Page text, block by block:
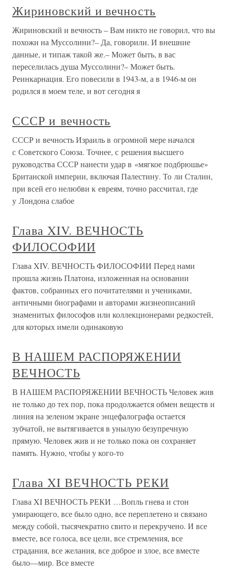
Жириновский и вечность
Жириновский и вечность – Вам никто не говорил, что вы
похожи на Муссолини?– Да, говорили. И внешние
данные, и типаж такой же.– Может быть, в вас
переселилась душа Муссолини?– Может быть.
Реинкарнация. Его повесили в 1943-м, а в 1946-м он
родился в моем теле, и вот сегодня я
СССР и вечность
СССР и вечность Израиль в огромной мере начался
с Советского Союза. Точнее, с решения высшего
руководства СССР нанести удар в «мягкое подбрюшье»
Британской империи, включая Палестину. То ли Сталин,
при всей его нелюбви к евреям, точно рассчитал, где
у Лондона слабое
Глава XIV. ВЕЧНОСТЬ
ФИЛОСОФИИ
Глава XIV. ВЕЧНОСТЬ ФИЛОСОФИИ Перед нами
прошла жизнь Платона, изложенная на основании
фактов, собранных его почитателями и учениками,
античными биографами и авторами жизнеописаний
знаменитых философов или коллекционерами редкостей,
для которых имели одинаковую
В НАШЕМ РАСПОРЯЖЕНИИ
ВЕЧНОСТЬ
В НАШЕМ РАСПОРЯЖЕНИИ ВЕЧНОСТЬ Человек жив
не только до тех пор, пока продолжается обмен веществ и
линия на зеленом экране энцефалографа остается
зубчатой, не вытягивается в унылую безупречную
прямую. Человек жив и не только пока он сохраняет
память. Нужно, чтобы у кого-то
Глава XI ВЕЧНОСТЬ РЕКИ
Глава XI ВЕЧНОСТЬ РЕКИ …Вопль гнева и стон
умирающего, все было одно, все переплетено и связано
между собой, тысячекратно свито и перекручено. И все
вместе, все голоса, все цели, все стремления, все
страдания, все желания, все доброе и злое, все вместе
было—мир. Все вместе